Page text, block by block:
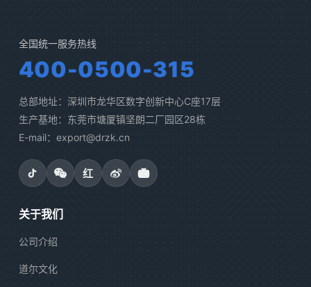
全国统一服务热线
400-0500-315
总部地址：深圳市龙华区数字创新中心C座17层
生产基地：东莞市塘厦镇坚朗二厂园区28栋
E-mail：export@drzk.cn
红
关于我们
公司介绍
道尔文化